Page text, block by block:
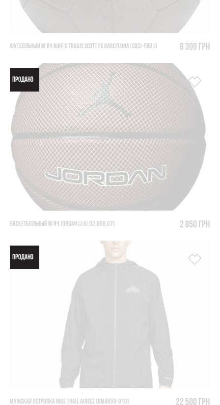
ФУТБОЛЬНЫЙ М'ЯЧ NIKE X TRAVIS SCOTT FC BARCELONA (CQCJ-FB01) 8 300 грн
ПРОДАНО
БАСКЕТБОЛЬНЫЙ М'ЯЧ JORDAN (J.KI.02.858.07) 2 850 грн
ПРОДАНО
МУЖСКАЯ ВЕТРОВКА NIKE TRAIL AIREEZ (DM4659-010) 22 500 грн